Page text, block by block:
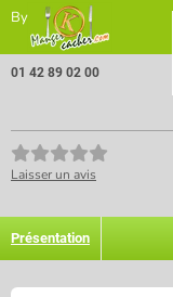
By
01 42 89 02 00
Laisser un avis
Présentation